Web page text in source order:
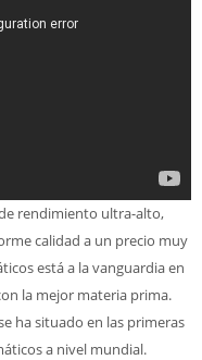
rendimiento ultra-alto,
calidad a un precio muy
está a la vanguardia en
la mejor materia prima.
ha situado en las primeras
a nivel mundial.